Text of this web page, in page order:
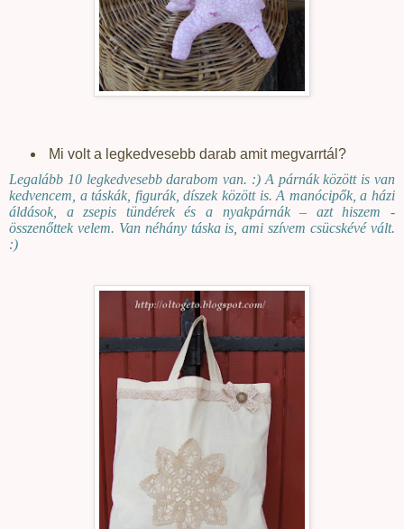
Mi volt a legkedvesebb darab amit megvarrtál?
Legalább 10 legkedvesebb darabom van. :) A párnák között is van
kedvencem, a táskák, figurák, díszek között is. A manócipők, a házi
áldások, a zsepis tündérek és a nyakpárnák – azt hiszem -
összenőttek velem. Van néhány táska is, ami szívem csücskévé vált.
:)